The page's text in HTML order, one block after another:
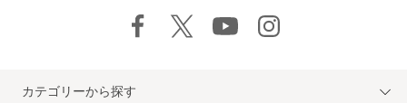
カテゴリーから探す